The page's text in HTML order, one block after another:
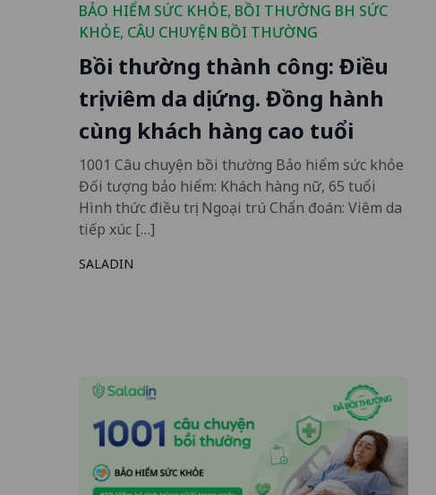
BẢO HIỂM SỨC KHỎE, BỒI THƯỜNG BH SỨC
KHỎE, CÂU CHUYỆN BỒI THƯỜNG
Bồi thường thành công: Điều
trị viêm da dị ứng. Đồng hành
cùng khách hàng cao tuổi
1001 Câu chuyện bồi thường Bảo hiểm sức khỏe
Đối tượng bảo hiểm: Khách hàng nữ, 65 tuổi
Hình thức điều trị: Ngoại trú Chẩn đoán: Viêm da
tiếp xúc […]
SALADIN